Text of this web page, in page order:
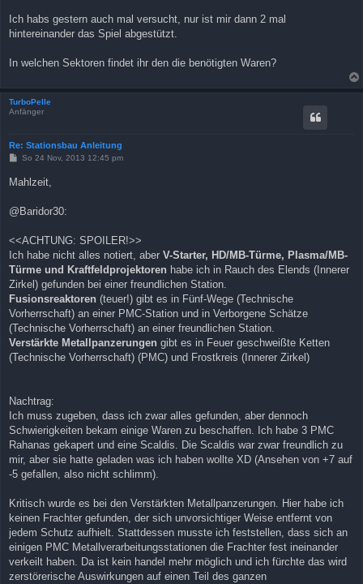
i
t
r
Ich habs gestern auch mal versucht, nur ist mir dann 2 mal
hintereinander das Spiel abgestützt.
In welchen Sektoren findet ihr den die benötigten Waren?
TurboPelle
Anfänger
Re: Stationsbau Anleitung
B
t
a
g
So 24 Nov, 2013 12:45 pm
Mahlzeit,
@Baridor30:
<<ACHTUNG: SPOILER!>>
Ich habe nicht alles notiert, aber V-Starter, HD/MB-Türme, Plasma/MB-
Türme und Kraftfeldprojektoren habe ich in Rauch des Elends (Innerer
Zirkel) gefunden bei einer freundlichen Station.
Fusionsreaktoren (teuer!) gibt es in Fünf-Wege (Technische
Vorherrschaft) an einer PMC-Station und in Verborgene Schätze
(Technische Vorherrschaft) an einer freundlichen Station.
Verstärkte Metallpanzerungen gibt es in Feuer geschweißte Ketten
(Technische Vorherrschaft) (PMC) und Frostkreis (Innerer Zirkel)
Nachtrag:
Ich muss zugeben, dass ich zwar alles gefunden, aber dennoch
Schwierigkeiten bekam einige Waren zu beschaffen. Ich habe 3 PMC
Rahanas gekapert und eine Scaldis. Die Scaldis war zwar freundlich zu
mir, aber sie hatte geladen was ich haben wollte XD (Ansehen von +7 auf
-5 gefallen, also nicht schlimm).
Kritisch wurde es bei den Verstärkten Metallpanzerungen. Hier habe ich
keinen Frachter gefunden, der sich unvorsichtiger Weise entfernt von
jedem Schutz aufhielt. Stattdessen musste ich feststellen, dass sich an
einigen PMC Metallverarbeitungsstationen die Frachter fest ineinander
verkeilt haben. Da ist kein handel mehr möglich und ich fürchte das wird
zerstörerische Auswirkungen auf einen Teil des ganzen